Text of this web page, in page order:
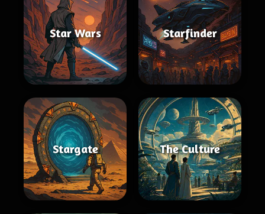
Star Wars Starfinder
Stargate The Culture